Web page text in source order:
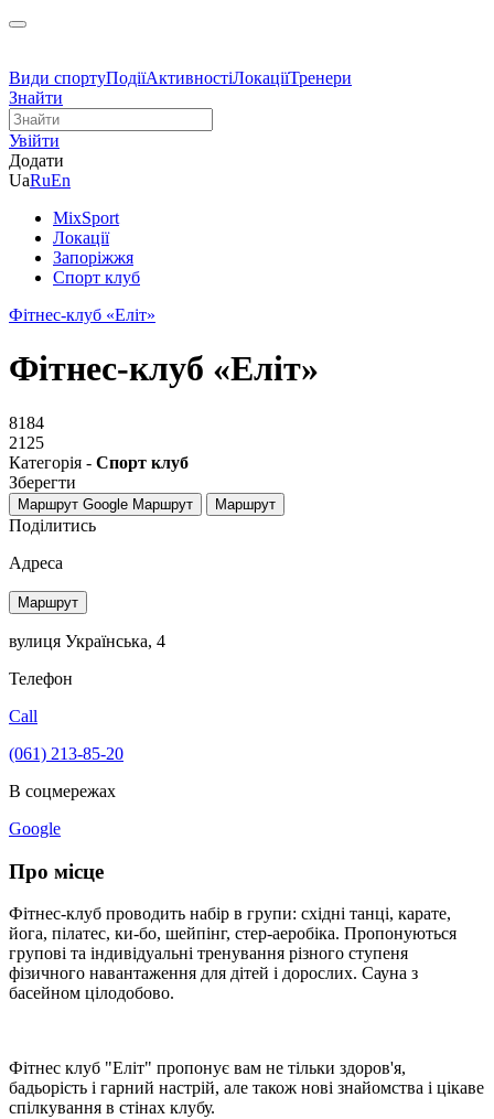
Види спортуПодіїАктивностіЛокаціїТренери
Знайти
Увійти
Додати
UaRuEn
MixSport
Локації
Запоріжжя
Спорт клуб
Фітнес-клуб «Еліт»
Фітнес-клуб «Еліт»
8184
2125
Категорія - Спорт клуб
Зберегти
Маршрут Google Маршрут Маршрут
Поділитись
Адреса
Маршрут
вулиця Українська, 4
Телефон
Call
(061) 213-85-20
В соцмережах
Google
Про місце
Фітнес-клуб проводить набір в групи: східні танці, карате,
йога, пілатес, ки-бо, шейпінг, стер-аеробіка. Пропонуються
групові та індивідуальні тренування різного ступеня
фізичного навантаження для дітей і дорослих. Сауна з
басейном цілодобово.
Фітнес клуб "Еліт" пропонує вам не тільки здоров'я,
бадьорість і гарний настрій, але також нові знайомства і цікаве
спілкування в стінах клубу.